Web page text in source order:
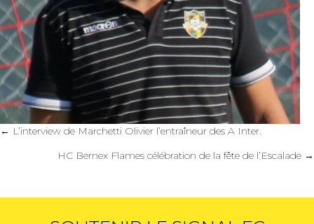
Posts
navigation
← L’interview de Marchetti Olivier l’entraîneur des A Inter.
HC Bernex Flames célébration de la fête de l’Escalade →